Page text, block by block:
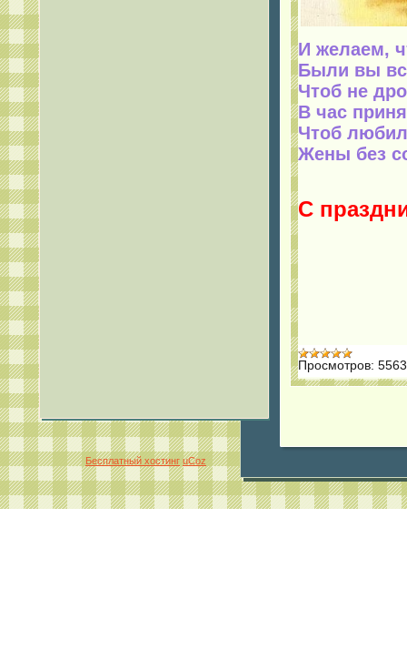
И желаем,
Были вы
Чтоб не
В час
Чтоб
Жены без
С
Просмотров: 5563
Бесплатный хостинг uCoz